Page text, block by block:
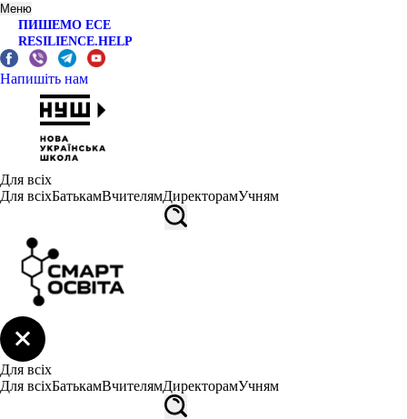
Меню
ПИШЕМО ЕСЕ
RESILIENCE.HELP
Напишіть нам
Для всіх
Для всіхБатькамВчителямДиректорамУчням
Для всіх
Для всіхБатькамВчителямДиректорамУчням